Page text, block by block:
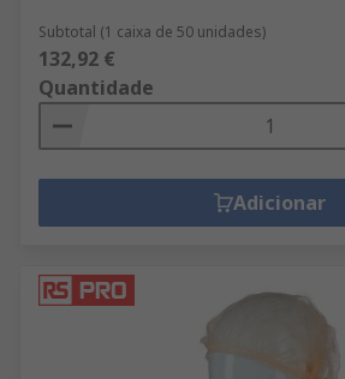
Subtotal (1 caixa de 50 unidades)
132,92 €
Quantidade
Adicionar